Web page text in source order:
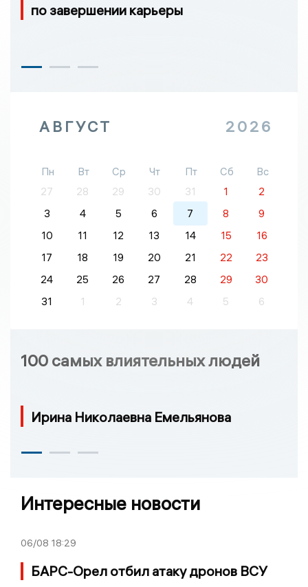
по завершении карьеры
АВГУСТ 2026
Пн Вт Ср Чт Пт Сб
Вс
27
28 29 30 31 1
2
3
4 5 6 7 8
9
10
11 12 13 14 15
16
17
18 19 20 21 22
23
24
25 26 27 28 29
30
31
1 2 3 4 5 6
100 самых влиятельных людей
Ирина Николаевна Емельянова
Интересные новости
06/08 18:29
БАРС-Орел отбил атаку дронов ВСУ